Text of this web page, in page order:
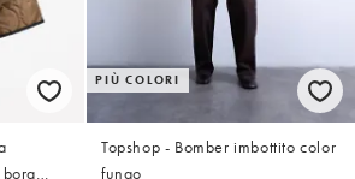
PIÙ COLORI
Topshop - Bomber imbottito color
fungo